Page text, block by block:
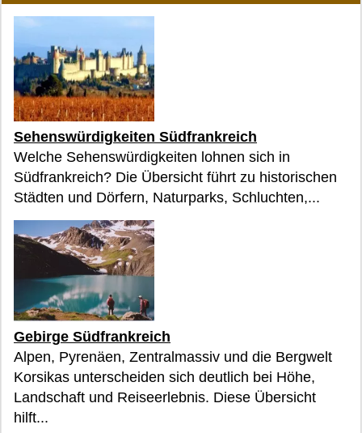
Sehenswürdigkeiten Südfrankreich
Welche Sehenswürdigkeiten lohnen sich in
Südfrankreich? Die Übersicht führt zu historischen
Städten und Dörfern, Naturparks, Schluchten,...
Gebirge Südfrankreich
Alpen, Pyrenäen, Zentralmassiv und die Bergwelt
Korsikas unterscheiden sich deutlich bei Höhe,
Landschaft und Reiseerlebnis. Diese Übersicht
hilft...